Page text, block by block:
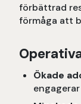
förbättrad
förmåga att
Ökade